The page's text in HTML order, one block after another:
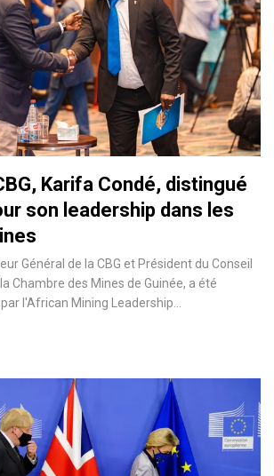
Karifa Condé, distingué
son leadership dans les
Général de la CBG et Président du Conseil
Chambre des Mines de Guinée, a été
l'African Mining Leadership…